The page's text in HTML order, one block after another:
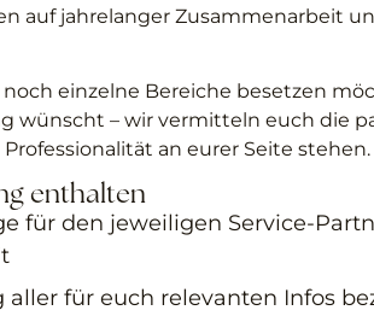
auf jahrelanger Zusammenarbeit
noch einzelne Bereiche besetzen
wünscht – wir vermitteln euch die
an eurer Seite stehen.
enthalten
für den jeweiligen Service-
aller für euch relevanten Infos